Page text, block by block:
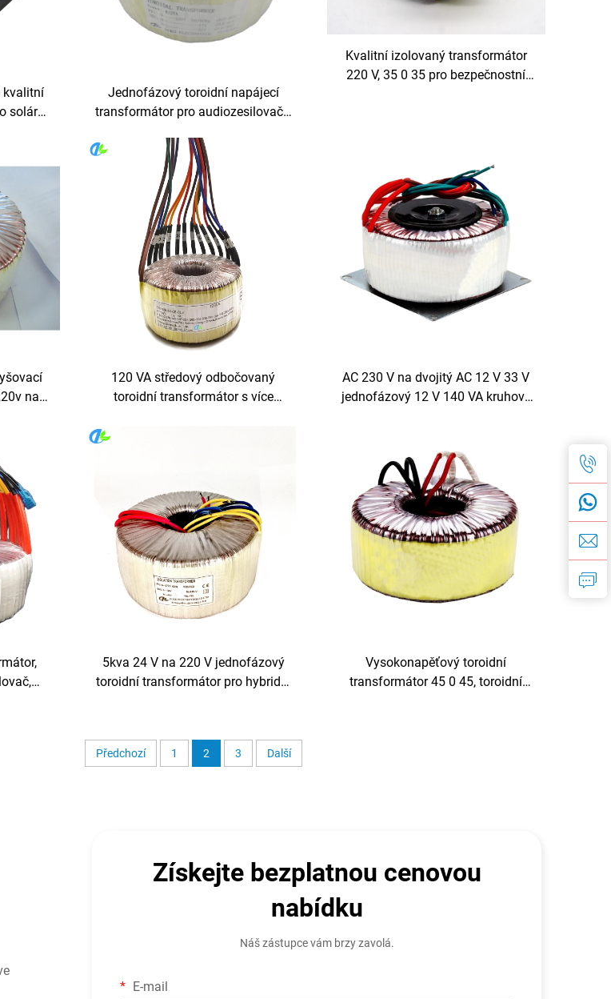
kvalitní
solární
Jednofázový toroidní napájecí
transformátor pro audiozesilovače,
V, 220 V, 240 V, frekvence 50 Hz, 60
Hz
Kvalitní izolovaný transformátor
220 V, 35 0 35 pro bezpečnostní
na
220v
120 VA středový odbočovaný
toroidní transformátor s více
0-6 V, 10 A, vstup 380 V a 36 V, 240
AC 230 V na dvojitý AC 12 V 33 V
jednofázový 12 V 140 VA kruhový
lampový zesilovač
5kva 24 V na 220 V jednofázový
toroidní transformátor pro hybridní
Vysokonapěťový toroidní
transformátor 45 0 45, toroidní
Předchozí 1 2 3 Další
Získejte bezplatnou cenovou
nabídku
Náš zástupce vám brzy zavolá.
E-mail